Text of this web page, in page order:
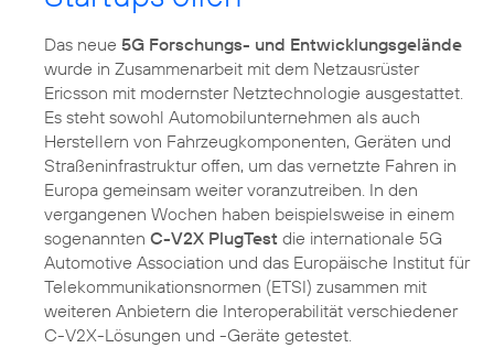
Das neue 5G Forschungs- und Entwicklungsgelände
wurde in Zusammenarbeit mit dem Netzausrüster
Ericsson mit modernster Netztechnologie ausgestattet.
Es steht sowohl Automobilunternehmen als auch
Herstellern von Fahrzeugkomponenten, Geräten und
Straßeninfrastruktur offen, um das vernetzte Fahren in
Europa gemeinsam weiter voranzutreiben. In den
vergangenen Wochen haben beispielsweise in einem
sogenannten C-V2X PlugTest die internationale 5G
Automotive Association und das Europäische Institut für
Telekommunikationsnormen (ETSI) zusammen mit
weiteren Anbietern die Interoperabilität verschiedener
C-V2X-Lösungen und -Geräte getestet.